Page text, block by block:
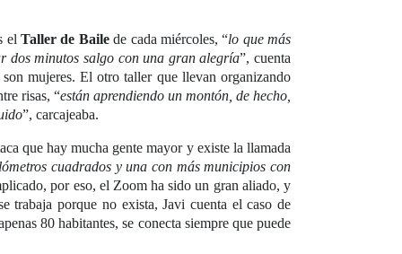
elTaller de Bailede cada miércoles, “lo que más
dos minutos salgo con una gran alegría”, cuenta
mujeres. El otro taller que llevan organizando
risas, “están aprendiendo un montón, de hecho,
”, carcajeaba.
que hay mucha gente mayor y existe la llamada
cuadrados y una con más municipios con
por eso, el Zoom ha sido un gran aliado, y
trabaja porque no exista, Javi cuenta el caso de
80 habitantes, se conecta siempre que puede